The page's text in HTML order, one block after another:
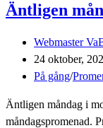
Äntligen
Webmaster
Inlägget
publicerat:
24 oktober,
På gång/
Äntligen måndag i
måndagspromenad.